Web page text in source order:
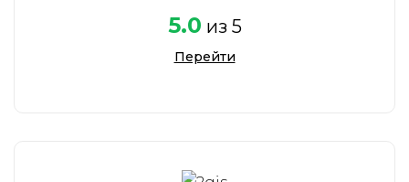
5.0 из 5
Перейти